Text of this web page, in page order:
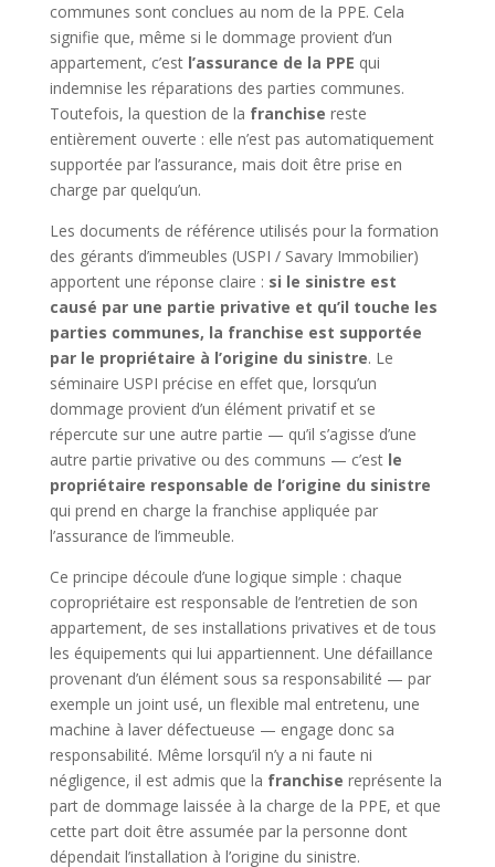
communes sont conclues au nom de la PPE. Cela
signifie que, même si le dommage provient d’un
appartement, c’est l’assurance de la PPE qui
indemnise les réparations des parties communes.
Toutefois, la question de la franchise reste
entièrement ouverte : elle n’est pas automatiquement
supportée par l’assurance, mais doit être prise en
charge par quelqu’un.
Les documents de référence utilisés pour la formation
des gérants d’immeubles (USPI / Savary Immobilier)
apportent une réponse claire : si le sinistre est
causé par une partie privative et qu’il touche les
parties communes, la franchise est supportée
par le propriétaire à l’origine du sinistre. Le
séminaire USPI précise en effet que, lorsqu’un
dommage provient d’un élément privatif et se
répercute sur une autre partie — qu’il s’agisse d’une
autre partie privative ou des communs — c’est le
propriétaire responsable de l’origine du sinistre
qui prend en charge la franchise appliquée par
l’assurance de l’immeuble.
Ce principe découle d’une logique simple : chaque
copropriétaire est responsable de l’entretien de son
appartement, de ses installations privatives et de tous
les équipements qui lui appartiennent. Une défaillance
provenant d’un élément sous sa responsabilité — par
exemple un joint usé, un flexible mal entretenu, une
machine à laver défectueuse — engage donc sa
responsabilité. Même lorsqu’il n’y a ni faute ni
négligence, il est admis que la franchise représente la
part de dommage laissée à la charge de la PPE, et que
cette part doit être assumée par la personne dont
dépendait l’installation à l’origine du sinistre.